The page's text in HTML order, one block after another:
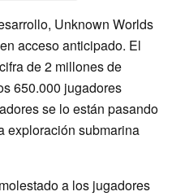
Unknown Worlds
en acceso anticipado. El
de 2 millones de
650.000 jugadores
se lo están pasando
exploración submarina
a los jugadores